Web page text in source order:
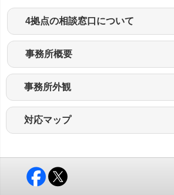
4拠点の相談窓口について
事務所概要
事務所外観
対応マップ